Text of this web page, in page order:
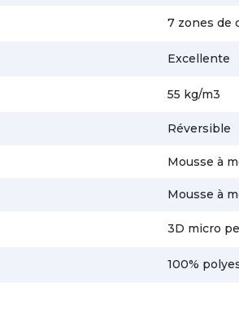
7 zones de
Excellente
55 kg/m3
Réversible
Mousse à
Mousse à
3D micro
100%